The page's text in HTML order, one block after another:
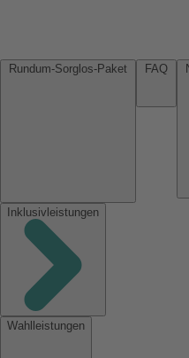
Inklusivleistungen
Wahlleistungen